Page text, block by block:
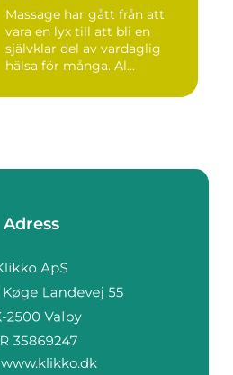
Massage har gått från att
vara en lyx till att bli en
självklar del av vardaglig
hälsa för många. Al...
Adress
www.klikko.dk